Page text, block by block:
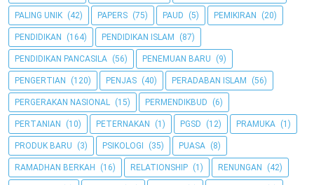
PALING UNIK (42) PAPERS (75) PAUD (5) PEMIKIRAN (20)
PENDIDIKAN (164) PENDIDIKAN ISLAM (87)
PENDIDIKAN PANCASILA (56) PENEMUAN BARU (9)
PENGERTIAN (120) PENJAS (40) PERADABAN ISLAM (56)
PERGERAKAN NASIONAL (15) PERMENDIKBUD (6)
PERTANIAN (10) PETERNAKAN (1) PGSD (12) PRAMUKA (1)
PRODUK BARU (3) PSIKOLOGI (35) PUASA (8)
RAMADHAN BERKAH (16) RELATIONSHIP (1) RENUNGAN (42)